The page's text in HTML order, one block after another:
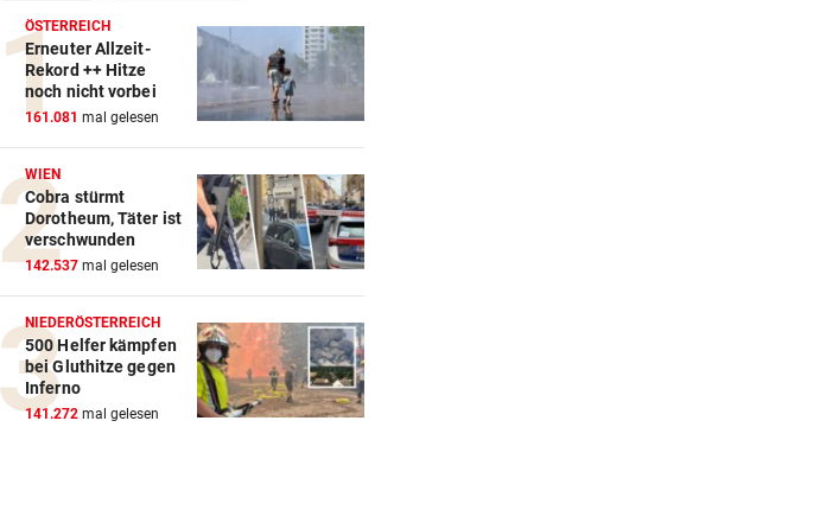
im Medal Race
ÜBERFALL IN MEIDLING vor 2 Stunden
Mann stieß 27-Jährige ins
ÖSTERREICH
Erneuter Allzeit-
Rekord ++ Hitze
noch nicht vorbei
161.081 mal gelesen
WIEN
Cobra stürmt
Dorotheum, Täter ist
verschwunden
142.537 mal gelesen
NIEDERÖSTERREICH
500 Helfer kämpfen
bei Gluthitze gegen
Inferno
141.272 mal gelesen